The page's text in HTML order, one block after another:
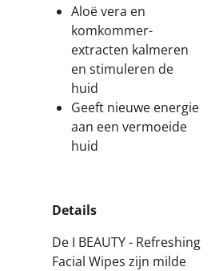
Aloë vera en
komkommer-
extracten kalmeren
en stimuleren de
huid
Geeft nieuwe energie
aan een vermoeide
huid
Details
De I BEAUTY - Refreshing
Facial Wipes zijn milde